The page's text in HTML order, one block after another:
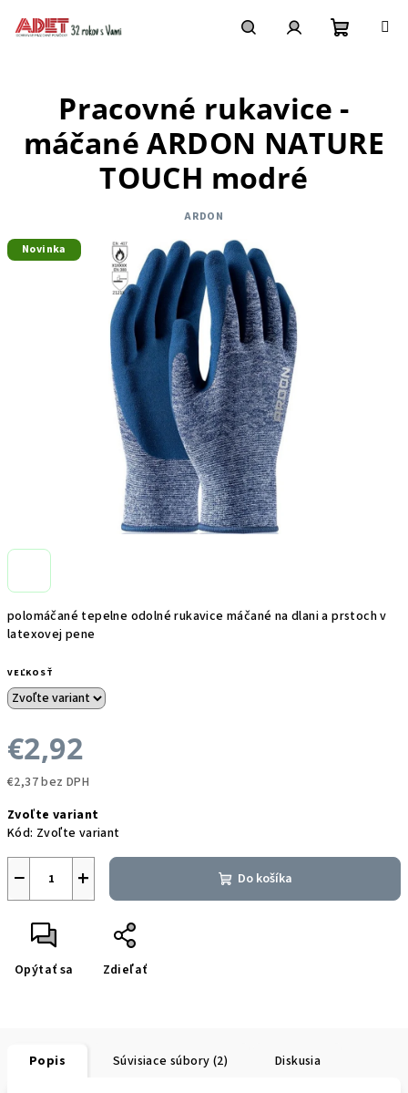
košík
polomáčané tepelne odolné rukavice máčané na dlani a prstoch v
latexovej pene
VEĽKOSŤ
€2,92
€2,37 bez DPH
cena:
Zvoľte variant
Kód: Zvoľte variant
+
− Do košíka
Opýtať sa Zdieľať
Pracovné rukavice -
máčané ARDON NATURE
TOUCH modré
ARDON
Novinka
Popis Súvisiace súbory (2) Diskusia